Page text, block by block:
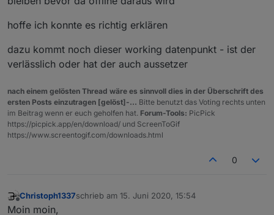
hoffe ich konnte es richtig erklären
dazu kommt noch dieser working datenpunkt - ist der
verlässlich oder hat der auch aussetzer
nach einem gelösten Thread wäre es sinnvoll dies in der Überschrift des
ersten Posts einzutragen [gelöst]-... Bitte benutzt das Voting rechts unten
im Beitrag wenn er euch geholfen hat. Forum-Tools: PicPick
https://picpick.app/en/download/ und ScreenToGif
https://www.screentogif.com/downloads.html
0
Offline
Christoph1337schrieb am 15. Juni 2020, 15:54
zuletzt editiert von
Moin moin,